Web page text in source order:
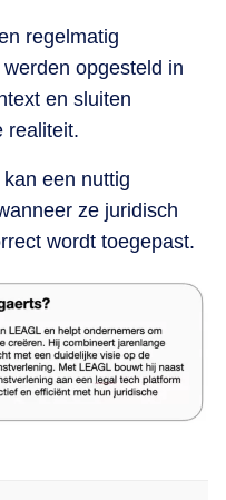
regelmatig
opgesteld in
en sluiten
realiteit.
een nuttig
ze juridisch
wordt toegepast.